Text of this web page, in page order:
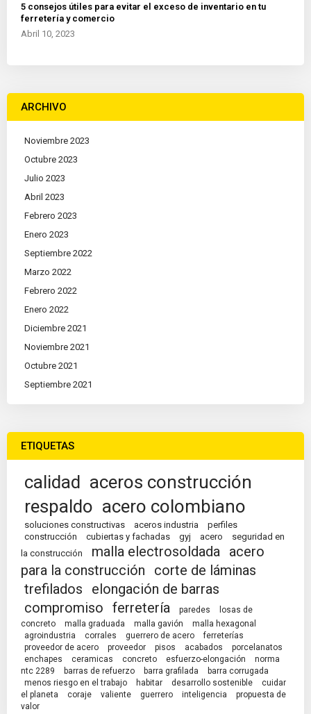
5 consejos útiles para evitar el exceso de inventario en tu
ferretería y comercio
Abril 10, 2023
ARCHIVO
Noviembre 2023
Octubre 2023
Julio 2023
Abril 2023
Febrero 2023
Enero 2023
Septiembre 2022
Marzo 2022
Febrero 2022
Enero 2022
Diciembre 2021
Noviembre 2021
Octubre 2021
Septiembre 2021
ETIQUETAS
calidad aceros construcción
respaldo acero colombiano
soluciones constructivas aceros industria
perfiles
construcción
cubiertas y fachadas gyj acero
seguridad en
la construcción
malla electrosoldada
acero
para la construcción
corte de láminas
trefilados
elongación de barras
compromiso ferretería paredes
losas de
concreto
malla graduada malla gavión
malla hexagonal
agroindustria
corrales guerrero de acero
ferreterías
proveedor de acero
proveedor pisos acabados
porcelanatos
enchapes
ceramicas concreto esfuerzo-elongación
norma
ntc 2289
barras de refuerzo barra grafilada
barra corrugada
menos riesgo en el trabajo
habitar desarrollo sostenible
cuidar
el planeta
coraje valiente guerrero inteligencia
propuesta de
valor